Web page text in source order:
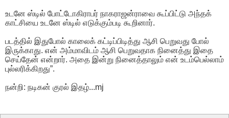
உடனே ஸ்டில் போட்டோகிராபர் நாகராஜன்ராவை கூப்பிட்டு அந்தக்
காட்சியை உடனே ஸ்டில் எடுக்கும்படி கூறினார்.
படத்தில் இதுபோல் காலைக் கட்டிப்பிடித்து ஆசி பெறுவது போல்
இருக்காது. என் அம்மாவிடம் ஆசி பெறுவதாக நினைத்து இதை
செய்தேன் என்றார். அதை இன்று நினைத்தாலும் என் உடம்பெல்லாம்
புல்லரிக்கிறது”.
நன்றி: நடிகன் குரல் இதழ்...mj